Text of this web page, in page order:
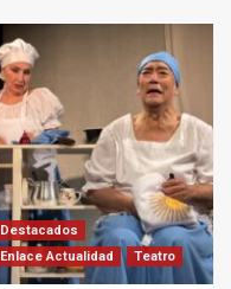
Destacados
Enlace Actualidad
Teatro